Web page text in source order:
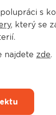
s
, který se
najdete zde.